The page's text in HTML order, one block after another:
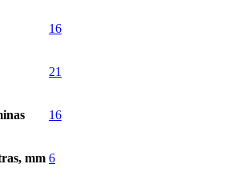
16
21
16
mm 6